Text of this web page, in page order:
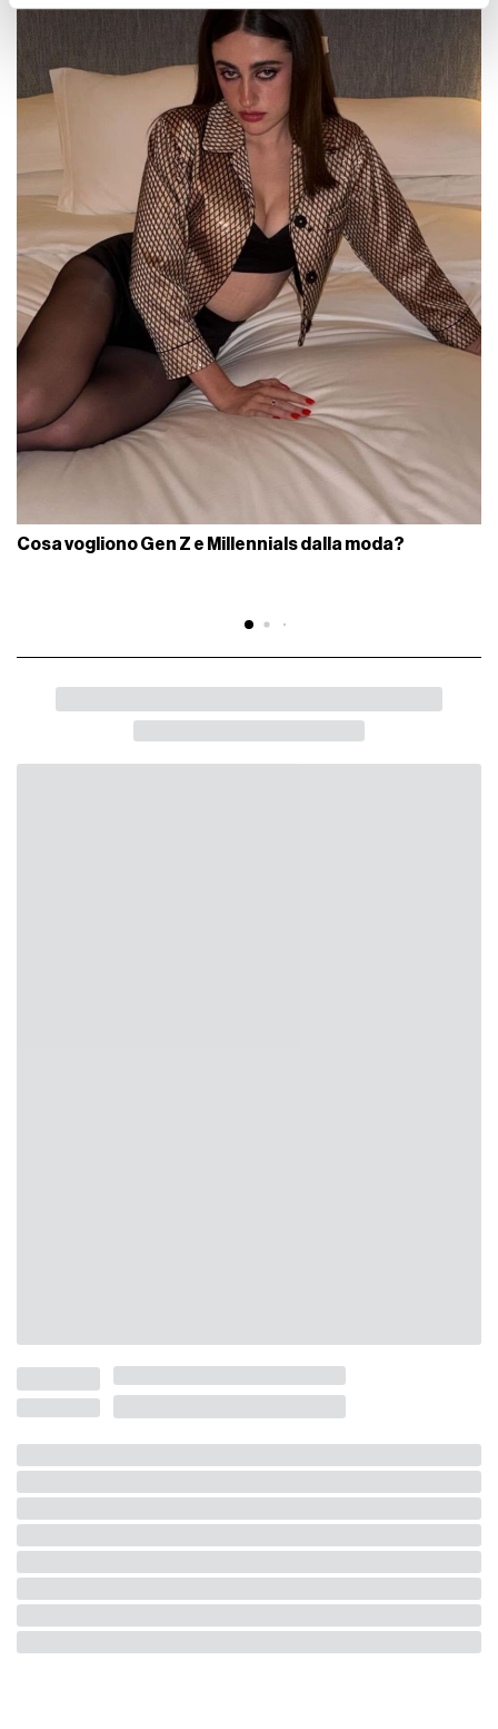
pubblicità e social media, i quali potrebbero combinarle
con altre informazioni che ha fornito loro o che hanno
raccolto dal suo utilizzo dei loro servizi.
Cosa vogliono Gen Z e Millennials dalla moda?